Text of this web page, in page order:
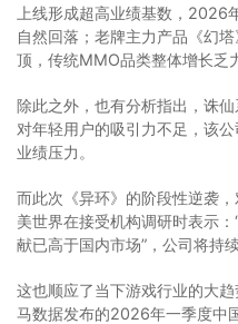
上线形成超高业绩基数，2026
自然回落；老牌主力产品《幻
顶，传统MMO品类整体增长乏
除此之外，也有分析指出，诛
对年轻用户的吸引力不足，该
业绩压力。
而此次《异环》的阶段性逆袭
美世界在接受机构调研时表示
献已高于国内市场”，公司将持
这也顺应了当下游戏行业的大
马数据发布的2026年一季度中